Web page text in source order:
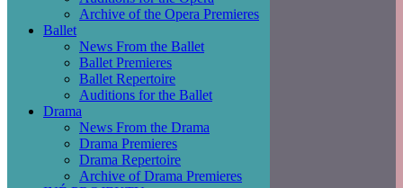
Archive of the Opera Premieres
Ballet
News From the Ballet
Ballet Premieres
Ballet Repertoire
Auditions for the Ballet
Drama
News From the Drama
Drama Premieres
Drama Repertoire
Archive of Drama Premieres